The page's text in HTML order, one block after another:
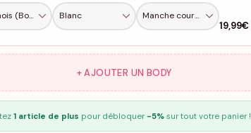
19,99€
+ AJOUTER UN BODY
1 article de plus pour débloquer -5%sur tout votre panier !